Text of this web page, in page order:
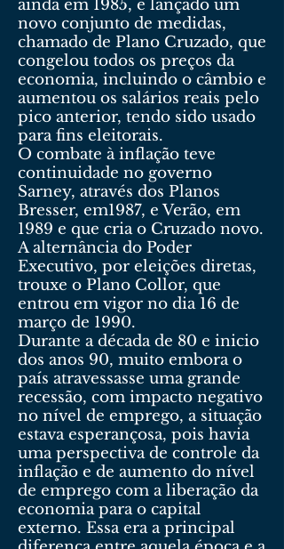
ainda em 1985, é lançado um
novo conjunto de medidas,
chamado de Plano Cruzado, que
congelou todos os preços da
economia, incluindo o câmbio e
aumentou os salários reais pelo
pico anterior, tendo sido usado
para fins eleitorais.
O combate à inflação teve
continuidade no governo
Sarney, através dos Planos
Bresser, em1987, e Verão, em
1989 e que cria o Cruzado novo.
A alternância do Poder
Executivo, por eleições diretas,
trouxe o Plano Collor, que
entrou em vigor no dia 16 de
março de 1990.
Durante a década de 80 e inicio
dos anos 90, muito embora o
país atravessasse uma grande
recessão, com impacto negativo
no nível de emprego, a situação
estava esperançosa, pois havia
uma perspectiva de controle da
inflação e de aumento do nível
de emprego com a liberação da
economia para o capital
externo. Essa era a principal